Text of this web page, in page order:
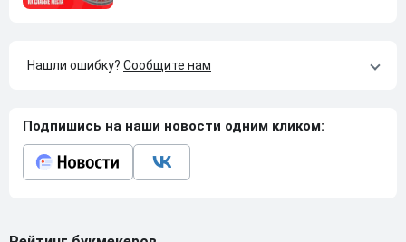
Нашли ошибку? Сообщите нам
Подпишись на наши новости одним кликом: